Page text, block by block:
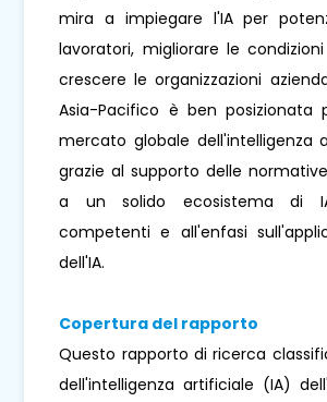
mira a impiegare l'IA per
lavoratori, migliorare le
crescere le organizzazioni
Asia-Pacifico è ben posizionata
mercato globale dell'intelligenza
grazie al supporto delle
a un solido ecosistema di
competenti e all'enfasi
dell'IA.
Copertura del rapporto
Questo rapporto di ricerca
dell'intelligenza artificiale (IA)